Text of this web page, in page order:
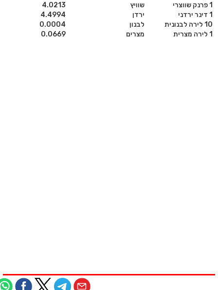
שוויץ
4.0213
ירדן
4.4994
10 לירה לבנונית
לבנון
0.0004
מצרים 0.0669